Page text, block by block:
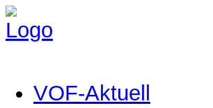
VOF-Aktuell